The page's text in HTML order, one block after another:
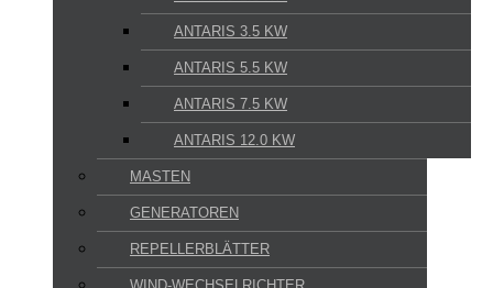
ANTARIS 3.5 KW
ANTARIS 5.5 KW
ANTARIS 7.5 KW
ANTARIS 12.0 KW
MASTEN
GENERATOREN
REPELLERBLÄTTER